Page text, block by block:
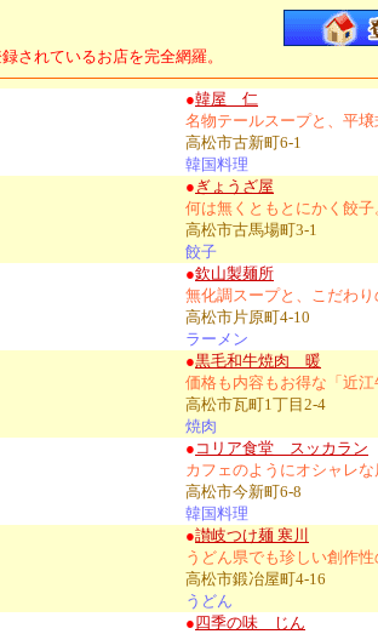
されているお店を完全網羅。
●韓屋 仁
名物テールスープと、平
高松市古新町6-1
韓国料理
● ぎょうざ屋
何は無くともとにかく餃
高松市古馬場町3-1
餃子
●欽山製麺所
無化調スープと、こだわ
高松市片原町4-10
ラーメン
●黒毛和牛焼肉 暖
価格も内容もお得な「近
高松市瓦町1丁目2-4
焼肉
● コリア食堂 スッカラン
カフェのようにオシャレ
高松市今新町6-8
韓国料理
●讃岐つけ麺 寒川
うどん県でも珍しい創作
高松市鍛冶屋町4-16
うどん
●四季の味 じん